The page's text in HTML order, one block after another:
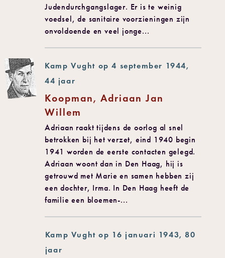
Judendurchgangslager. Er is te weinig
voedsel, de sanitaire voorzieningen zijn
onvoldoende en veel jonge...
Kamp Vught op 4 september 1944,
44 jaar
Koopman, Adriaan Jan
Willem
Adriaan raakt tijdens de oorlog al snel
betrokken bij het verzet, eind 1940 begin
1941 worden de eerste contacten gelegd.
Adriaan woont dan in Den Haag, hij is
getrouwd met Marie en samen hebben zij
een dochter, Irma. In Den Haag heeft de
familie een bloemen-...
Kamp Vught op 16 januari 1943, 80
jaar